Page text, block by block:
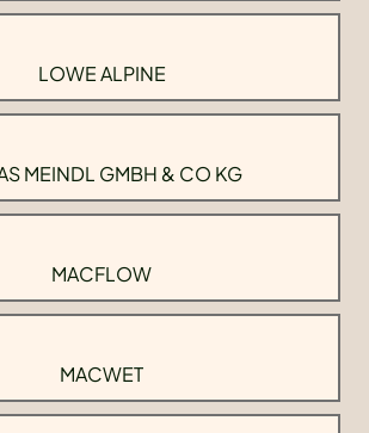
LOWE ALPINE
MEINDL GMBH & CO KG
MACFLOW
MACWET